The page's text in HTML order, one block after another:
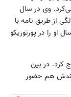
وی در سال
برگشت. ماگات در سن 15 سالگی از طریق نامه با
او را در پورتوریکو
بار ازدواج کرد. در بین
هم حضور